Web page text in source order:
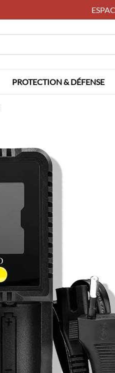
PROTECTION & DÉFENSE